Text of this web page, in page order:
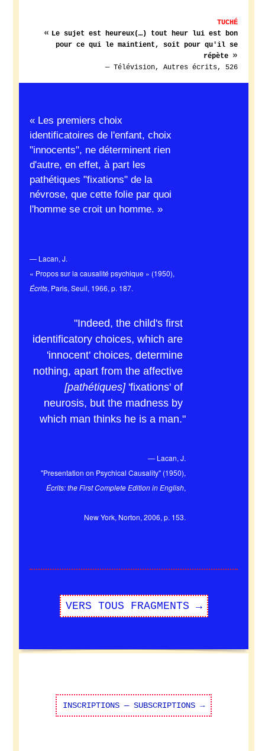
TUCHÉ
« Le sujet est heureux(…) tout heur lui est bon
pour ce qui le maintient, soit pour qu'il se
répète »
— Télévision, Autres écrits, 526
« Les premiers choix
identificatoires de l'enfant, choix
"innocents", ne déterminent rien
d'autre, en effet, à part les
pathétiques "fixations" de la
névrose, que cette folie par quoi
l'homme se croit un homme. »
— Lacan, J.
« Propos sur la causalité psychique » (1950),
Écrits, Paris, Seuil, 1966, p. 187.
"Indeed, the child's first
identificatory choices, which are
'innocent' choices, determine
[pathétiques] 'fixations' of
neurosis, but the madness by
which man thinks he is a man."
— Lacan, J.
"Presentation on Psychical Causality" (1950),
Écrits: the First Complete Edition in English,
New York, Norton, 2006, p. 153.
VERS TOUS FRAGMENTS →
INSCRIPTIONS — SUBSCRIPTIONS →